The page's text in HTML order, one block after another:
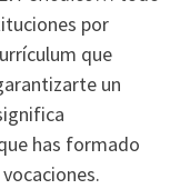
por
que
un
has formado